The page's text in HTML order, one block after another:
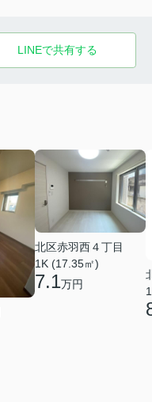
LINEで共有する
北区赤羽西４丁目
1K (17.35㎡)
7.1万円